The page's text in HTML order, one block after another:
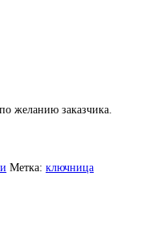
желанию заказчика.
Метка: ключница